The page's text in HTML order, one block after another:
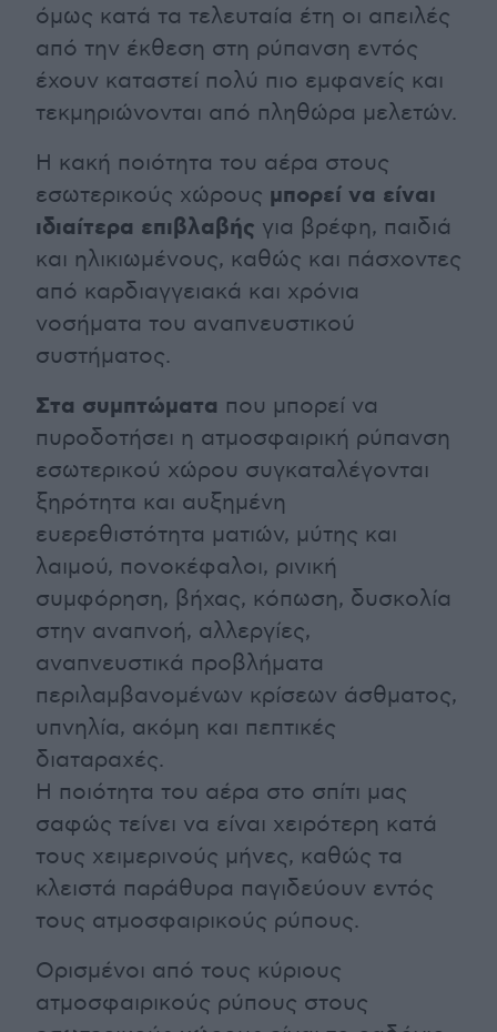
όμως κατά τα τελευταία έτη οι απειλές
από την έκθεση στη ρύπανση εντός
έχουν καταστεί πολύ πιο εμφανείς και
τεκμηριώνονται από πληθώρα μελετών.
Η κακή ποιότητα του αέρα στους
εσωτερικούς χώρους μπορεί να είναι
ιδιαίτερα επιβλαβής για βρέφη, παιδιά
και ηλικιωμένους, καθώς και πάσχοντες
από καρδιαγγειακά και χρόνια
νοσήματα του αναπνευστικού
συστήματος.
Στα συμπτώματα που μπορεί να
πυροδοτήσει η ατμοσφαιρική ρύπανση
εσωτερικού χώρου συγκαταλέγονται
ξηρότητα και αυξημένη
ευερεθιστότητα ματιών, μύτης και
λαιμού, πονοκέφαλοι, ρινική
συμφόρηση, βήχας, κόπωση, δυσκολία
στην αναπνοή, αλλεργίες,
αναπνευστικά προβλήματα
περιλαμβανομένων κρίσεων άσθματος,
υπνηλία, ακόμη και πεπτικές
διαταραχές.
Η ποιότητα του αέρα στο σπίτι μας
σαφώς τείνει να είναι χειρότερη κατά
τους χειμερινούς μήνες, καθώς τα
κλειστά παράθυρα παγιδεύουν εντός
τους ατμοσφαιρικούς ρύπους.
Ορισμένοι από τους κύριους
ατμοσφαιρικούς ρύπους στους